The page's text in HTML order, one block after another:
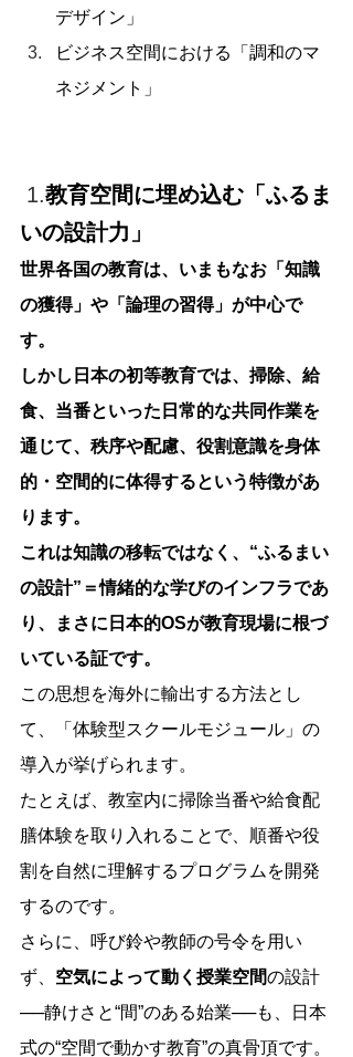
デザイン」
ビジネス空間における「調和のマ
ネジメント」
1.教育空間に埋め込む「ふるま
いの設計力」
世界各国の教育は、いまもなお「知識
の獲得」や「論理の習得」が中心で
す。
しかし日本の初等教育では、掃除、給
食、当番といった日常的な共同作業を
通じて、秩序や配慮、役割意識を身体
的・空間的に体得するという特徴があ
ります。
これは知識の移転ではなく、“ふるまい
の設計”＝情緒的な学びのインフラであ
り、まさに日本的OSが教育現場に根づ
いている証です。
この思想を海外に輸出する方法とし
て、「体験型スクールモジュール」の
導入が挙げられます。
たとえば、教室内に掃除当番や給食配
膳体験を取り入れることで、順番や役
割を自然に理解するプログラムを開発
するのです。
さらに、呼び鈴や教師の号令を用い
ず、 空気によって動く授業空間の設計
──静けさと“間”のある始業──も、日本
式の“空間で動かす教育”の真骨頂です。